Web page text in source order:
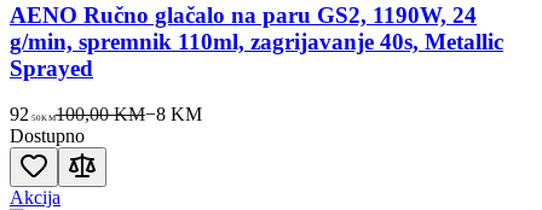
AENO Ručno glačalo na paru GS2, 1190W, 24
g/min, spremnik 110ml, zagrijavanje 40s, Metallic
Sprayed
92 50KM100,00 KM−8KM
Dostupno
Akcija